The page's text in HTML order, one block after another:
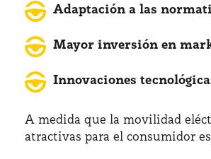
Adaptación a las
Mayor inversión en
Innovaciones
A medida que la movilidad
atractivas para el consumidor